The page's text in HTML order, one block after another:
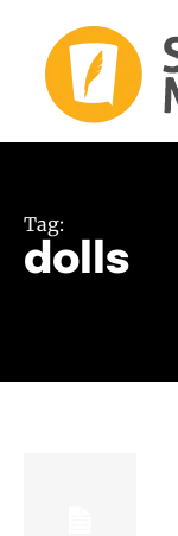
Tag:
dolls